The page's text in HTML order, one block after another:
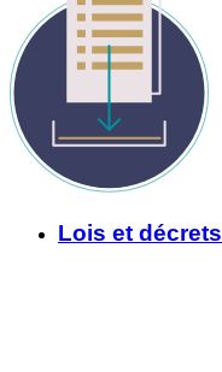
Lois et décrets